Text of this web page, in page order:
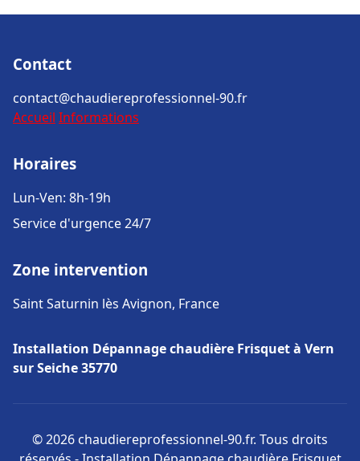
Contact
contact@chaudiereprofessionnel-90.fr
Accueil Informations
Horaires
Lun-Ven: 8h-19h
Service d'urgence 24/7
Zone intervention
Saint Saturnin lès Avignon, France
Installation Dépannage chaudière Frisquet à Vern
sur Seiche 35770
© 2026 chaudiereprofessionnel-90.fr. Tous droits